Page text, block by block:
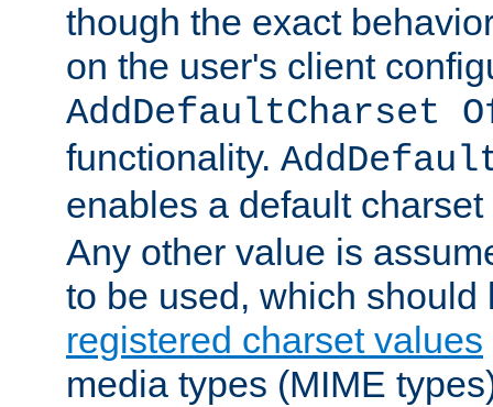
though the exact
on the user's client
AddDefaultCharset
functionality.
enables a default
Any other value is
to be used, which
registered charset values
media types (MIME